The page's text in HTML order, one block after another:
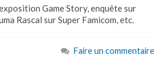
Game Story, enquête sur
Rascal sur Super Famicom, etc.
Faire un commentaire